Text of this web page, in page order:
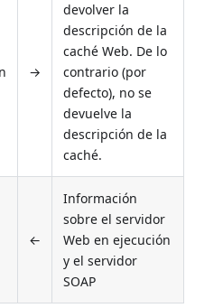
→
devolver la
descripción de la
caché Web. De lo
contrario (por
defecto), no se
devuelve la
descripción de la
caché.
←
Información
sobre el servidor
Web en ejecución
y el servidor
SOAP